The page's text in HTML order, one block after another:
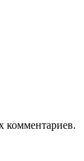
комментариев.